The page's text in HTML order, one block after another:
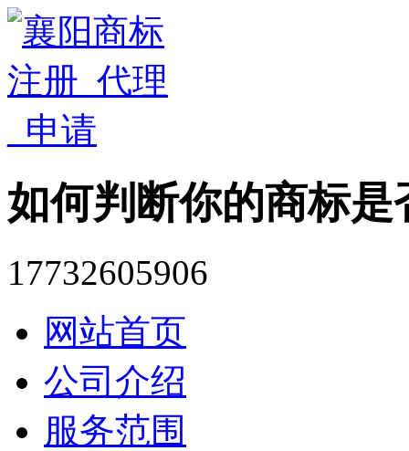
如何判断你的商标是
17732605906
网站首页
公司介绍
服务范围